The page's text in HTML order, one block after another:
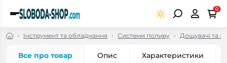
0
Інструмент та обладнання Системи поливу Дощувачі та
Все про товар Опис Характеристики